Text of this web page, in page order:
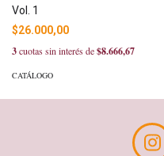
Vol. 1
$26.000,00
3cuotas sin interés de$8.666,67
CATÁLOGO